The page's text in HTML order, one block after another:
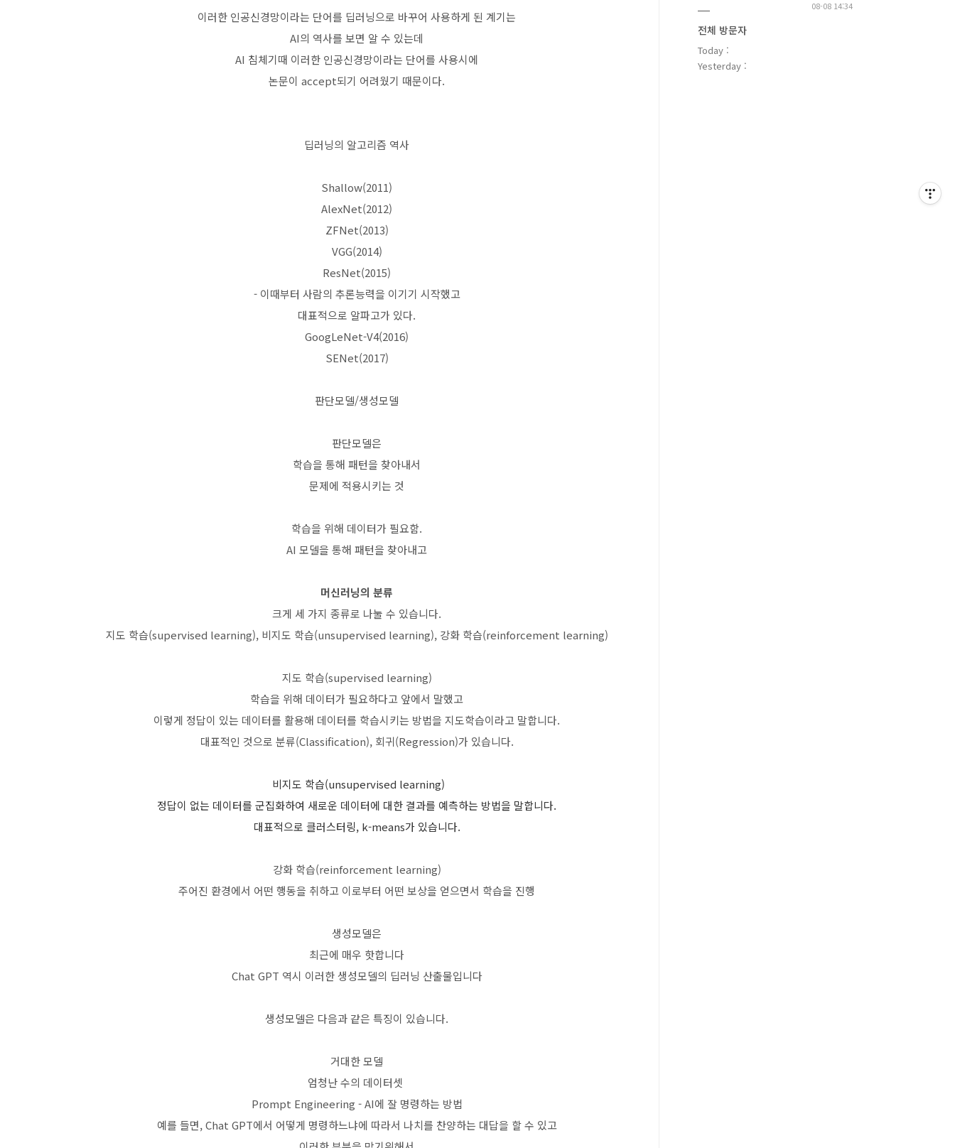
이러한 인공신경망이라는 단어를 딥러닝으로 바꾸어 사용하게 된 계기는
AI의 역사를 보면 알 수 있는데
AI 침체기때 이러한 인공신경망이라는 단어를 사용시에
논문이 accept되기 어려웠기 때문이다.
딥러닝의 알고리즘 역사
Shallow(2011)
AlexNet(2012)
ZFNet(2013)
VGG(2014)
ResNet(2015)
- 이때부터 사람의 추론능력을 이기기 시작했고
대표적으로 알파고가 있다.
GoogLeNet-V4(2016)
SENet(2017)
판단모델/생성모델
판단모델은
학습을 통해 패턴을 찾아내서
문제에 적용시키는 것
학습을 위해 데이터가 필요함.
AI 모델을 통해 패턴을 찾아내고
머신러닝의 분류
크게 세 가지 종류로 나눌 수 있습니다.
지도 학습(supervised learning), 비지도 학습(unsupervised learning), 강화 학습(reinforcement learning)
지도 학습(supervised learning)
학습을 위해 데이터가 필요하다고 앞에서 말했고
이렇게 정답이 있는 데이터를 활용해 데이터를 학습시키는 방법을 지도학습이라고 말합니다.
대표적인 것으로 분류(Classification), 회귀(Regression)가 있습니다.
비지도 학습(unsupervised learning)
정답이 없는 데이터를 군집화하여 새로운 데이터에 대한 결과를 예측하는 방법을 말합니다.
대표적으로 클러스터링, k-means가 있습니다.
강화 학습(reinforcement learning)
주어진 환경에서 어떤 행동을 취하고 이로부터 어떤 보상을 얻으면서 학습을 진행
생성모델은
최근에 매우 핫합니다
Chat GPT 역시 이러한 생성모델의 딥러닝 산출물입니다
생성모델은 다음과 같은 특징이 있습니다.
거대한 모델
엄청난 수의 데이터셋
Prompt Engineering - AI에 잘 명령하는 방법
예를 들면, Chat GPT에서 어떻게 명령하느냐에 따라서 나치를 찬양하는 대답을 할 수 있고
08-08 14:34
전체 방문자
Today :
Yesterday :